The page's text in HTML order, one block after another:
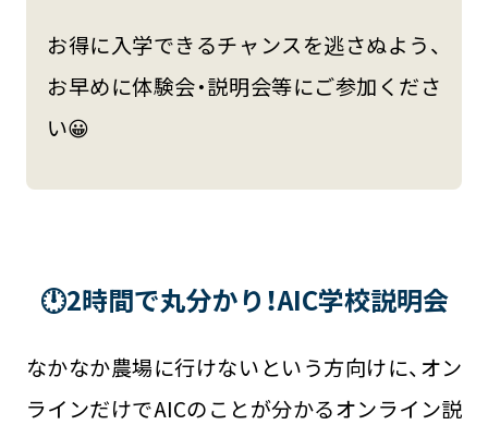
お得に入学できるチャンスを逃さぬよう、
お早めに体験会・説明会等にご参加くださ
い😀
🕛2時間で丸分かり！AIC学校説明会
なかなか農場に行けないという方向けに、オン
ラインだけでAICのことが分かるオンライン説